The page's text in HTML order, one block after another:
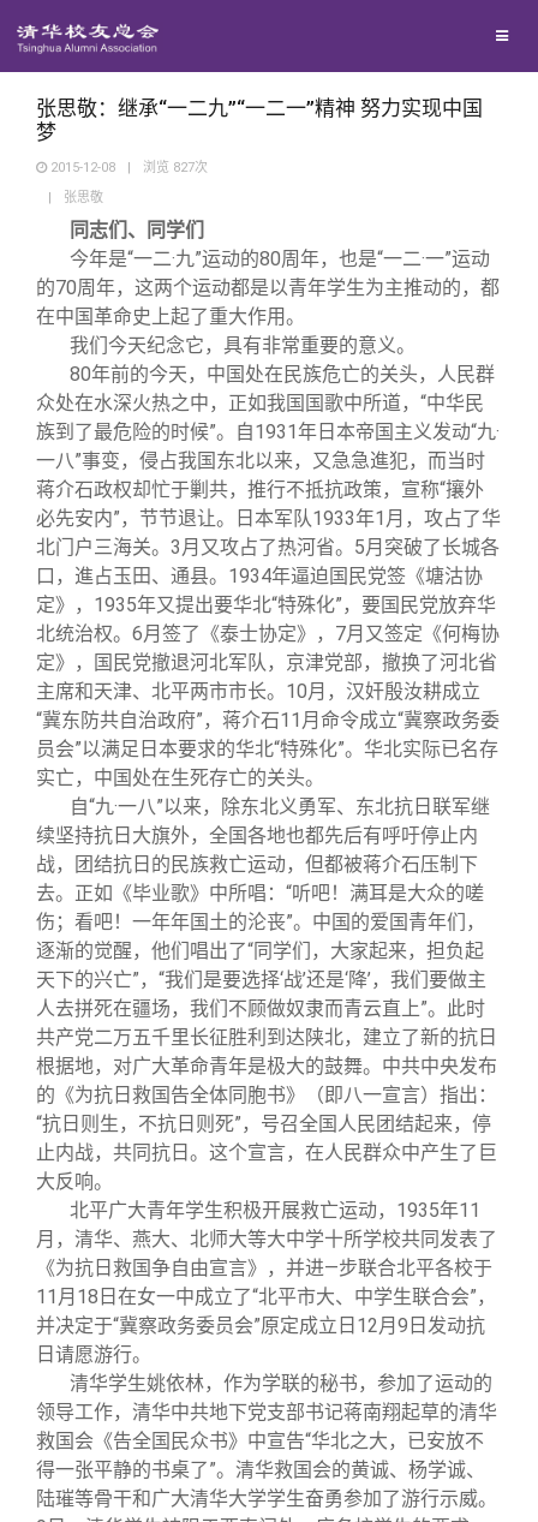
地区联络
年级联络
院系校友工作
专业委员会
兴趣群体
西南联大校友会
回馈母校
捐赠项目
捐赠新闻
捐赠纪事
捐赠方法
义工计划
媒体平台
《清华校友通讯》
《水木清华》
我要订阅
新媒体平台
百年清华
清华人物
清华故事
青春风采
校友文苑
校友讲坛
校友视界
校友服务
终身学习
信息化服务
三创大赛
实用信息
校友总会
总会简介
会长致辞
总会章程
理事会名单
制度法规
联系我们
关闭
张思敬：继承“一二九”“一二一”精神 努力实现中国
梦
2015-12-08 | 浏览 827次
|
张思敬
同志们、同学们
今年是“一二·九”运动的80周年，也是“一二·一”运动
的70周年，这两个运动都是以青年学生为主推动的，都
在中国革命史上起了重大作用。
我们今天纪念它，具有非常重要的意义。
80年前的今天，中国处在民族危亡的关头，人民群
众处在水深火热之中，正如我国国歌中所道，“中华民
族到了最危险的时候”。自1931年日本帝国主义发动“九·
一八”事变，侵占我国东北以来，又急急進犯，而当时
蒋介石政权却忙于剿共，推行不抵抗政策，宣称“攘外
必先安内”，节节退让。日本军队1933年1月，攻占了华
北门户三海关。3月又攻占了热河省。5月突破了长城各
口，進占玉田、通县。1934年逼迫国民党签《塘沽协
定》，1935年又提出要华北“特殊化”，要国民党放弃华
北统治权。6月签了《泰士协定》，7月又签定《何梅协
定》，国民党撤退河北军队，京津党部，撤换了河北省
主席和天津、北平两市市长。10月，汉奸殷汝耕成立
“冀东防共自治政府”，蒋介石11月命令成立“冀察政务委
员会”以满足日本要求的华北“特殊化”。华北实际已名存
实亡，中国处在生死存亡的关头。
自“九·一八”以来，除东北义勇军、东北抗日联军继
续坚持抗日大旗外，全国各地也都先后有呼吁停止内
战，团结抗日的民族救亡运动，但都被蒋介石压制下
去。正如《毕业歌》中所唱：“听吧！满耳是大众的嗟
伤；看吧！一年年国土的沦丧”。中国的爱国青年们，
逐渐的觉醒，他们唱出了“同学们，大家起来，担负起
天下的兴亡”，“我们是要选择‘战’还是‘降’，我们要做主
人去拼死在疆场，我们不顾做奴隶而青云直上”。此时
共产党二万五千里长征胜利到达陕北，建立了新的抗日
根据地，对广大革命青年是极大的鼓舞。中共中央发布
的《为抗日救国告全体同胞书》（即八一宣言）指出：
“抗日则生，不抗日则死”，号召全国人民团结起来，停
止内战，共同抗日。这个宣言，在人民群众中产生了巨
大反响。
北平广大青年学生积极开展救亡运动，1935年11
月，清华、燕大、北师大等大中学十所学校共同发表了
《为抗日救国争自由宣言》，并进—步联合北平各校于
11月18日在女一中成立了“北平市大、中学生联合会”，
并决定于“冀察政务委员会”原定成立日12月9日发动抗
日请愿游行。
清华学生姚依林，作为学联的秘书，参加了运动的
领导工作，清华中共地下党支部书记蒋南翔起草的清华
救国会《告全国民众书》中宣告“华北之大，已安放不
得一张平静的书桌了”。清华救国会的黄诚、杨学诚、
陆璀等骨干和广大清华大学学生奋勇参加了游行示威。